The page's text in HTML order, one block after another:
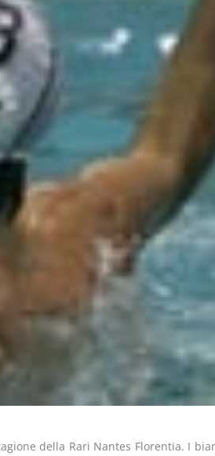
della Rari Nantes Florentia. I